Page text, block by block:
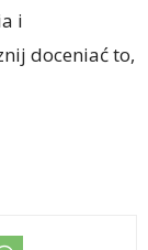
i
doceniać to,